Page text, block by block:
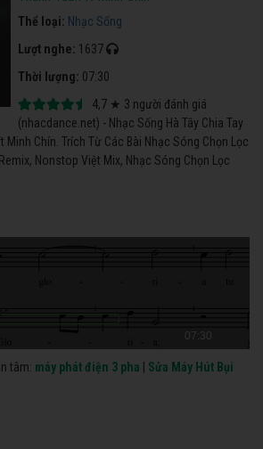
Thể loại: Nhạc Sống
Lượt nghe: 1637
Thời lượng: 07:30
4,7 ★ 3 người đánh giá
(nhacdance.net) - Nhạc Sống Hà Tây Chia Tay
Minh Chín. Trích Từ Các Bài Nhạc Sóng Chọn Lọc
Nonstop Việt Mix, Nhạc Sóng Chọn Lọc
07:30
tâm: máy phát điện 3 pha
Sửa Máy Hút Bụi